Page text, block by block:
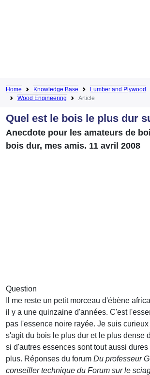
Home Knowledge Base Lumber and Plywood
Wood Engineering
Article
Quel est le bois le plus dur
Anecdote pour les amateurs de
bois dur, mes amis. 11 avril 2008
Question
Il me reste un petit morceau d'ébène
il y a une quinzaine d'années. C'est
pas l'essence noire rayée. Je suis curieux
s'agit du bois le plus dur et le plus dense
si d'autres essences sont tout aussi
plus. Réponses du forum Du professeur
conseiller technique du Forum sur le